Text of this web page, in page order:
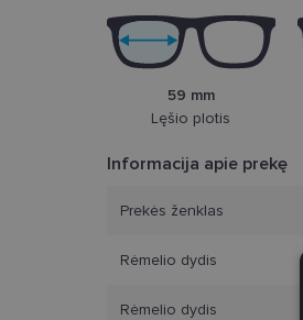
59 mm
Lęšio plotis
Informacija apie prekę
Prekės ženklas
Rėmelio dydis
Rėmelio dydis